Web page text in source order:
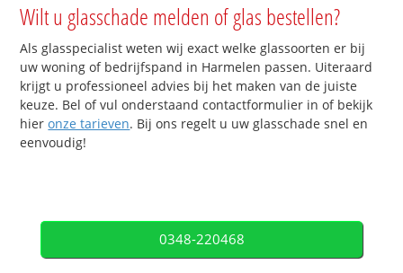
Wilt u glasschade melden of glas bestellen?
Als glasspecialist weten wij exact welke glassoorten er bij
uw woning of bedrijfspand in Harmelen passen. Uiteraard
krijgt u professioneel advies bij het maken van de juiste
keuze. Bel of vul onderstaand contactformulier in of bekijk
hieronze tarieven. Bij ons regelt u uw glasschade snel en
eenvoudig!
0348-220468